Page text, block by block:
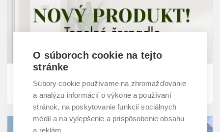
09. 10. 2025 | Blog
Toshiba ESTIA Bi-Bloc R290
O súboroch cookie na tejto
stránke
Súbory cookie používame na zhromažďovanie
a analýzu informácií o výkone a používaní
stránok, na poskytovanie funkcií sociálnych
médií a na vylepšenie a prispôsobenie obsahu
a reklám.